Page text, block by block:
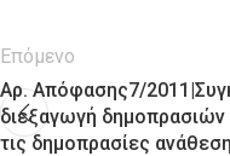
Επόμενο
Αρ. Απόφασης7/
διεξαγωγή
τις δημοπρασίες